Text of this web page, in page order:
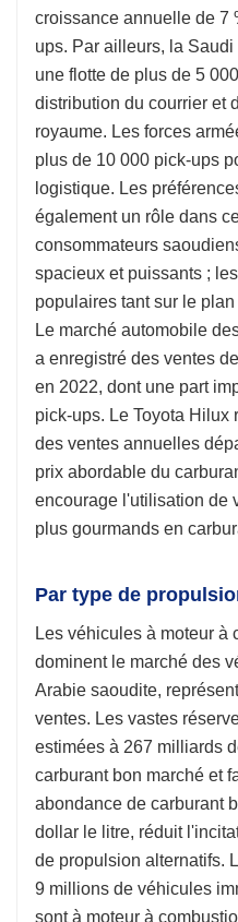
croissance annuelle de 7
ups. Par ailleurs, la
une flotte de plus de 5
distribution du courrier et
royaume. Les forces
plus de 10 000 pick-ups
logistique. Les
également un rôle dans
consommateurs
spacieux et puissants ;
populaires tant sur le
Le marché automobile
a enregistré des ventes
en 2022, dont une part
pick-ups. Le Toyota Hilux
des ventes annuelles
prix abordable du
encourage l'utilisation de
plus gourmands en
Par type de
Les véhicules à moteur à
dominent le marché des
Arabie saoudite,
ventes. Les vastes
estimées à 267 milliards
carburant bon marché et
abondance de carburant
dollar le litre, réduit
de propulsion alternatifs.
9 millions de véhicules
sont à moteur à